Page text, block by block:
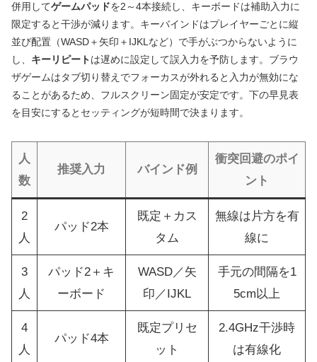
併用してゲームパッドを2～4本接続し、キーボードは補助入力に
限定すると干渉が減ります。キーバインドはプレイヤーごとに縦
並び配置（WASD＋矢印＋IJKLなど）で手がぶつからないように
し、 キーリピートは遅めに設定して誤入力を予防します。ブラウ
ザゲームはタブ切り替えでフォーカスが外れると入力が無効にな
ることがあるため、フルスクリーン固定が安定です。下の早見表
を目安にするとセッティングが短時間で決まります。
人
数
推奨入力 バインド例
衝突回避のポイ
ント
2
人
パッド2本
既定＋カス
タム
無線は片方を有
線に
3
人
パッド2＋キ
ーボード
WASD／矢
印／IJKL
手元の間隔を1
5cm以上
4
人
パッド4本
既定プリセ
ット
2.4GHz干渉時
は有線化